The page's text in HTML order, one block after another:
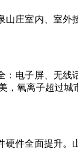
庄室内、室外
电子屏、无线
，氧离子超过城
件全面提升。